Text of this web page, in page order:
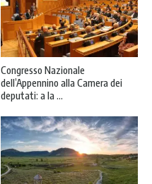
Congresso Nazionale
dell’Appennino alla Camera dei
deputati: a la ...